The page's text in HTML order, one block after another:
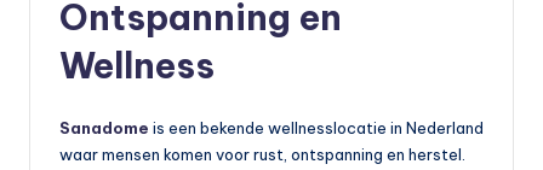
Ontspanning en
Wellness
Sanadome is een bekende wellnesslocatie in Nederland
waar mensen komen voor rust, ontspanning en herstel.